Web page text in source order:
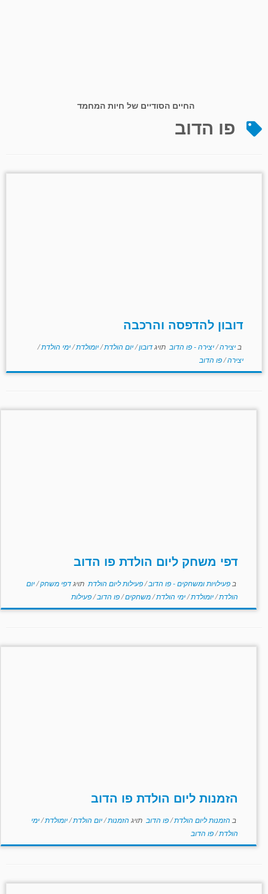
החיים הסודיים של חיות המחמד
פו הדוב
דובון להדפסה והרכבה
ב יצירה/יצירה - פו הדוב תויגדובון/יום הולדת/יומולדת/ימי הולדת/
יצירה/פו הדוב
דפי משחק ליום הולדת פו הדוב
ב פעילויות ומשחקים - פו הדוב/פעילות ליום הולדת תויגדפי משחק/יום
הולדת/יומולדת/ימי הולדת/משחקים/פו הדוב/פעילות
הזמנות ליום הולדת פו הדוב
ב הזמנות ליום הולדת/פו הדוב תויג הזמנות/יום הולדת/יומולדת/ימי
הולדת/פו הדוב